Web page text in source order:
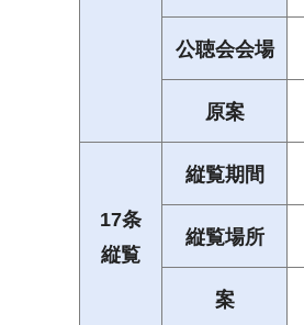
公聴会会場
原案
17条
縦覧
縦覧期間
縦覧場所
案